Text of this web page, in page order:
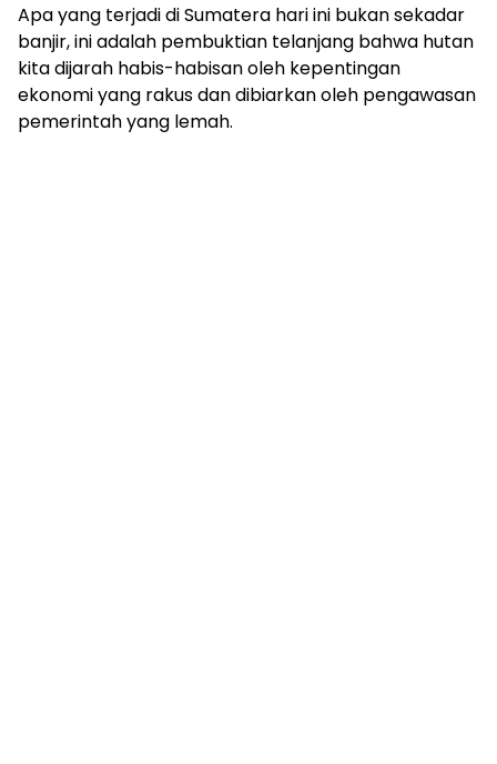
Apa yang terjadi di Sumatera hari ini bukan sekadar
banjir, ini adalah pembuktian telanjang bahwa hutan
kita dijarah habis-habisan oleh kepentingan
ekonomi yang rakus dan dibiarkan oleh pengawasan
pemerintah yang lemah.